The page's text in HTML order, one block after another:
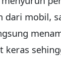
dari mobil,
keras